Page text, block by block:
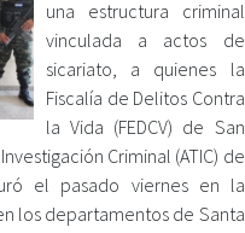
una estructura criminal
vinculada a actos de
sicariato, a quienes la
Fiscalía de Delitos Contra
la Vida (FEDCV) de San
Criminal (ATIC) de
el pasado viernes en la
los departamentos de Santa